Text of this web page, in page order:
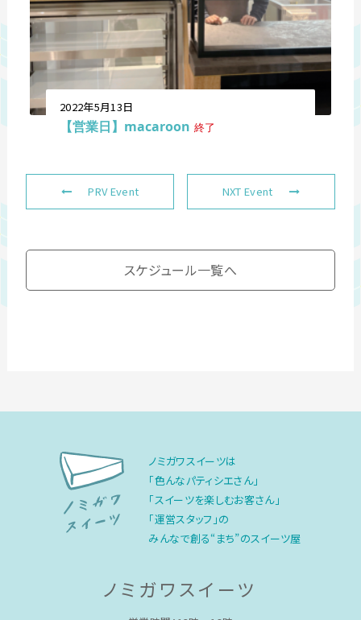
2022年5月13日
【営業日】macaroon 終了
PRV Event NXT Event
スケジュール一覧へ
ノミガワスイーツは
「色んなパティシエさん」
「スイーツを楽しむお客さん」
「運営スタッフ」の
みんなで創る“まち”のスイーツ屋
ノミガワスイーツ